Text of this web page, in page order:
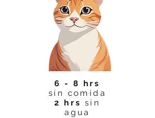
6 - 8 hrs
sin comida
2 hrs sin
agua